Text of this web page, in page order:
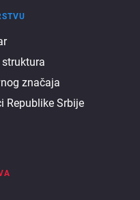
značaja
Republike Srbije